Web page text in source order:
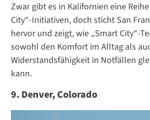
Zwar gibt es in Kalifornien eine
City“-Initiativen, doch sticht San
hervor und zeigt, wie „Smart City“-
sowohl den Komfort im Alltag als
Widerstandsfähigkeit in Notfällen
kann.
9. Denver, Colorado